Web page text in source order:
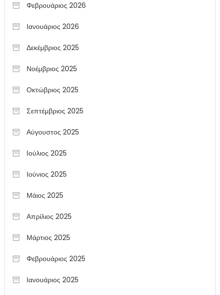
Φεβρουάριος 2026
Ιανουάριος 2026
Δεκέμβριος 2025
Νοέμβριος 2025
Οκτώβριος 2025
Σεπτέμβριος 2025
Αύγουστος 2025
Ιούλιος 2025
Ιούνιος 2025
Μάιος 2025
Απρίλιος 2025
Μάρτιος 2025
Φεβρουάριος 2025
Ιανουάριος 2025